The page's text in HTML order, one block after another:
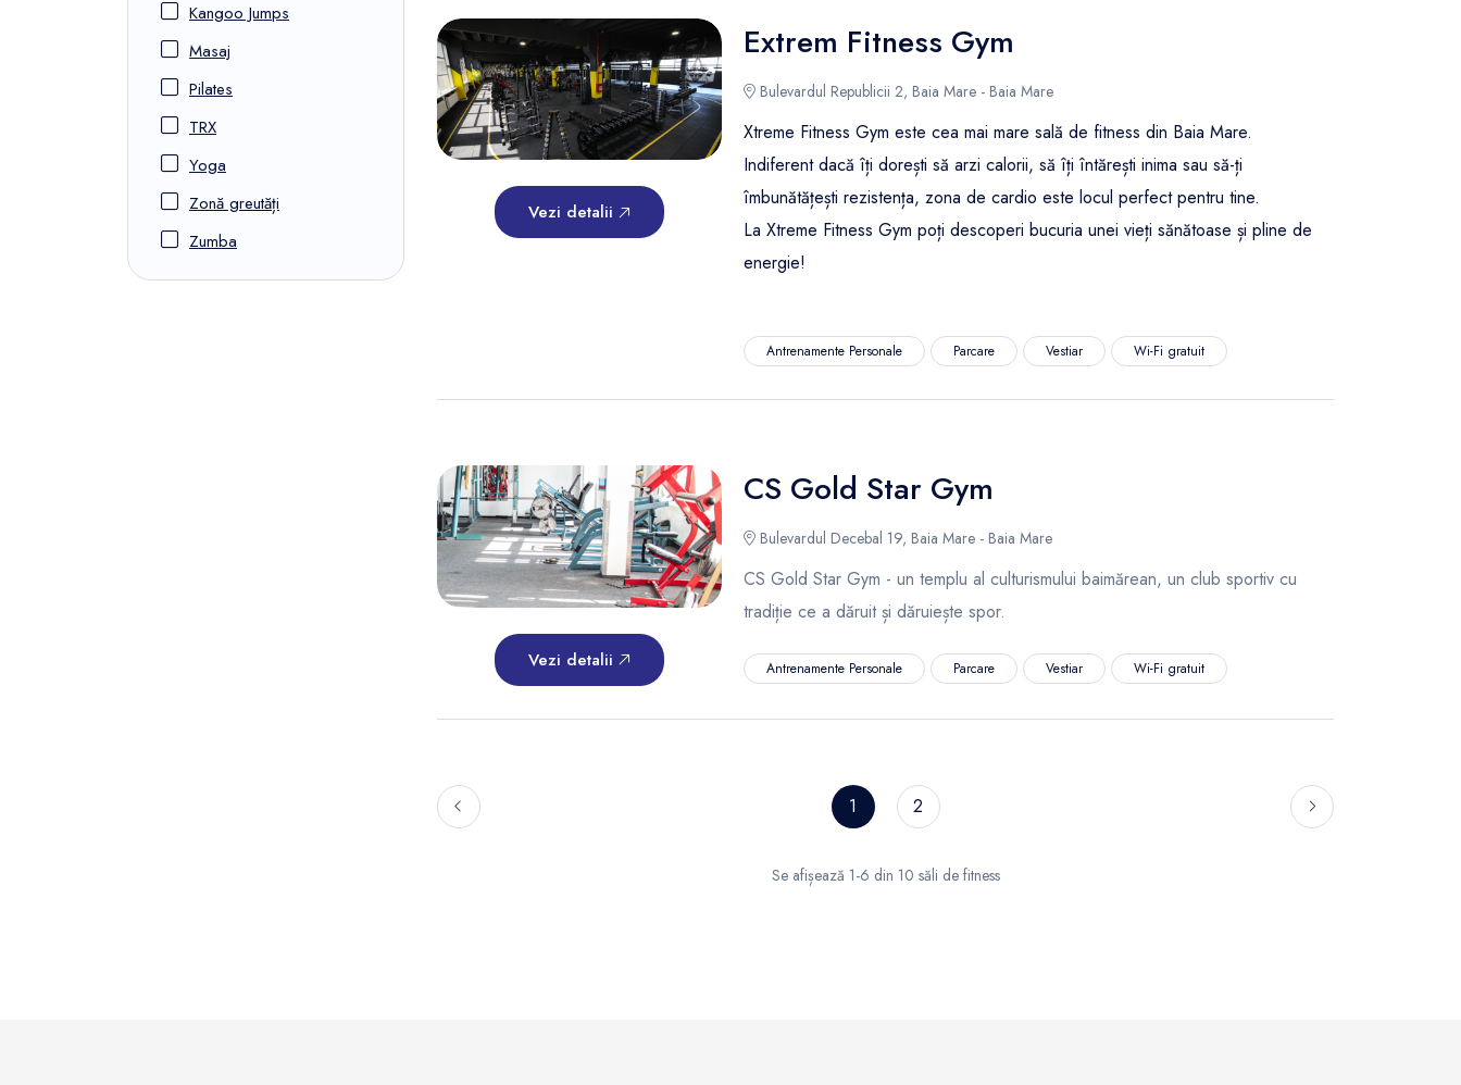
Kangoo Jumps
Masaj
Pilates
TRX
Yoga
Zonă greutăți
Zumba
Vezi detalii
Extrem Fitness Gym
Bulevardul Republicii 2, Baia Mare - Baia Mare
Xtreme Fitness Gym este cea mai mare sală de fitness din Baia Mare.
Indiferent dacă îți dorești să arzi calorii, să îți întărești inima sau să-ți
îmbunătățești rezistența, zona de cardio este locul perfect pentru tine.
La Xtreme Fitness Gym poți descoperi bucuria unei vieți sănătoase și pline de
energie!
Antrenamente Personale Parcare Vestiar Wi-Fi gratuit
Vezi detalii
CS Gold Star Gym
Bulevardul Decebal 19, Baia Mare - Baia Mare
CS Gold Star Gym - un templu al culturismului baimărean, un club sportiv cu
tradiție ce a dăruit și dăruiește spor.
Antrenamente Personale Parcare Vestiar Wi-Fi gratuit
1 2
Se afișează 1-6 din 10 săli de fitness